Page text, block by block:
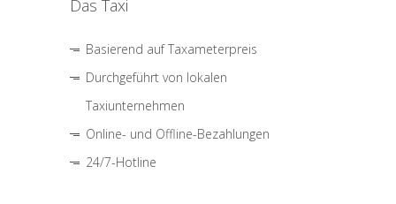
Das Taxi
Basierend auf Taxameterpreis
Durchgeführt von lokalen
Taxiunternehmen
Online- und Offline-Bezahlungen
24/7-Hotline